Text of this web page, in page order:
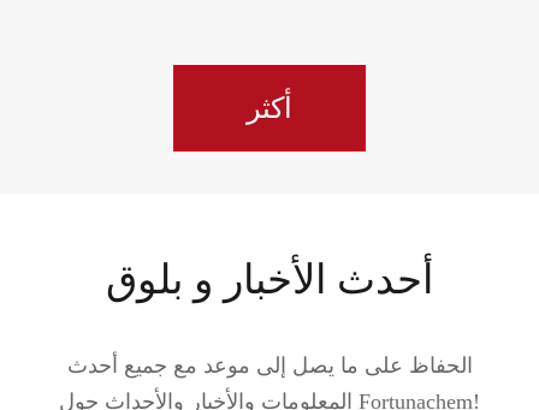
أكثر
أحدث الأخبار و بلوق
الحفاظ على ما يصل إلى موعد مع جميع أحدث
المعلومات والأخبار والأحداث حول Fortunachem!